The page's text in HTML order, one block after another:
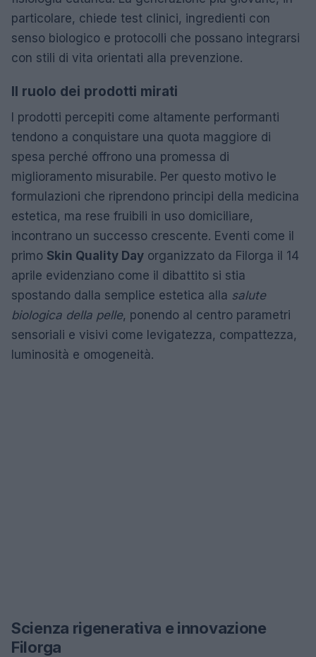
particolare, chiede test clinici, ingredienti con
senso biologico e protocolli che possano integrarsi
con stili di vita orientati alla prevenzione.
Il ruolo dei prodotti mirati
I prodotti percepiti come altamente performanti
tendono a conquistare una quota maggiore di
spesa perché offrono una promessa di
miglioramento misurabile. Per questo motivo le
formulazioni che riprendono principi della medicina
estetica, ma rese fruibili in uso domiciliare,
incontrano un successo crescente. Eventi come il
primo Skin Quality Day organizzato da Filorga il 14
aprile evidenziano come il dibattito si stia
spostando dalla semplice estetica alla salute
biologica della pelle, ponendo al centro parametri
sensoriali e visivi come levigatezza, compattezza,
luminosità e omogeneità.
Scienza rigenerativa e innovazione
Filorga